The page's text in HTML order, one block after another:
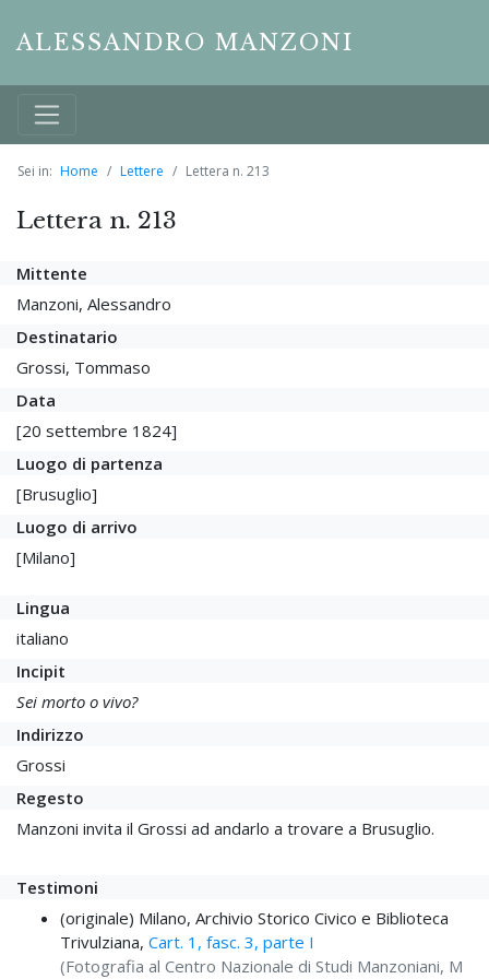
ALESSANDRO MANZONI
Sei in: Home Lettere Lettera n. 213
Lettera n. 213
Mittente
Manzoni, Alessandro
Destinatario
Grossi, Tommaso
Data
[20 settembre 1824]
Luogo di partenza
[Brusuglio]
Luogo di arrivo
[Milano]
Lingua
italiano
Incipit
Sei morto o vivo?
Indirizzo
Grossi
Regesto
Manzoni invita il Grossi ad andarlo a trovare a Brusuglio.
Testimoni
(originale) Milano, Archivio Storico Civico e Biblioteca
Trivulziana, Cart. 1, fasc. 3, parte I
(Fotografia al Centro Nazionale di Studi Manzoniani, M